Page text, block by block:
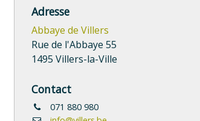
Adresse
Abbaye de Villers
Rue de l'Abbaye 55
1495 Villers-la-Ville
Contact
071 880 980